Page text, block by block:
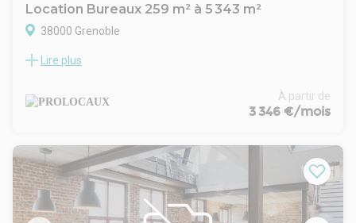
Location Bureaux 259 m² à 5 343 m²
38000 Grenoble
Espace de bureaux offrant une architecture moderne et de
Lire plus
À partir de
3 346 €/mois